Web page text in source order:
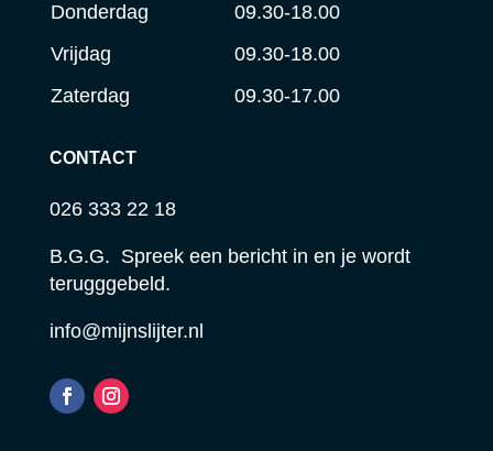
Donderdag
09.30-18.00
Vrijdag
09.30-18.00
Zaterdag
09.30-17.00
CONTACT
026 333 22 18
B.G.G. Spreek een bericht in en je wordt
terugggebeld.
info@mijnslijter.nl